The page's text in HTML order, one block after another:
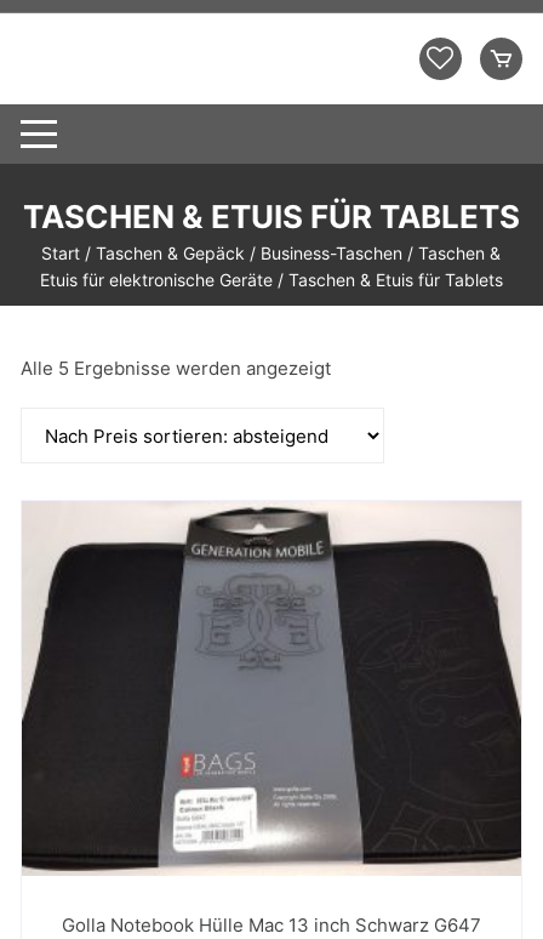
Zum
TASCHEN & ETUIS FÜR TABLETS
Start /Taschen & Gepäck / Business-Taschen /Taschen &
Etuis für elektronische Geräte/ Taschen & Etuis für Tablets
Alle 5 Ergebnisse werden angezeigtNach
Golla Notebook Hülle Mac 13 inch Schwarz G647